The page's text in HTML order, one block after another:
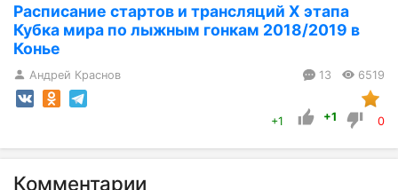
Расписание стартов и трансляций X этапа
Кубка мира по лыжным гонкам 2018/2019 в
Конье
Андрей Краснов 13 6519
+1 +1 0
Комментарии